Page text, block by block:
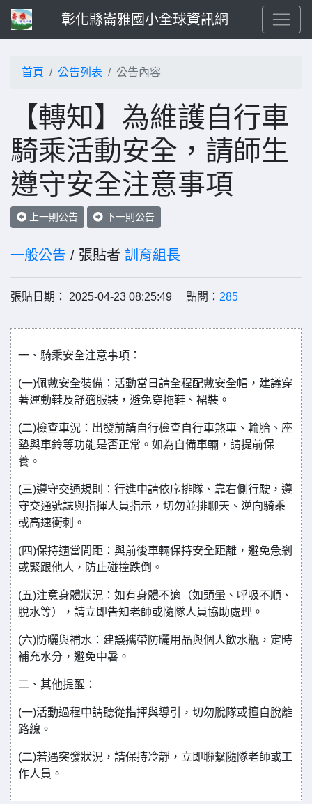
彰化縣崙雅國小全球資訊網
首頁 公告列表 公告內容
【轉知】為維護自行車
騎乘活動安全，請師生
遵守安全注意事項
上一則公告 下一則公告
一般公告 / 張貼者 訓育組長
張貼日期： 2025-04-23 08:25:49 點閱： 285
一、騎乘安全注意事項：
(一)佩戴安全裝備：活動當日請全程配戴安全帽，建議穿
著運動鞋及舒適服裝，避免穿拖鞋、裙裝。
(二)檢查車況：出發前請自行檢查自行車煞車、輪胎、座
墊與車鈴等功能是否正常。如為自備車輛，請提前保
養。
(三)遵守交通規則：行進中請依序排隊、靠右側行駛，遵
守交通號誌與指揮人員指示，切勿並排聊天、逆向騎乘
或高速衝刺。
(四)保持適當間距：與前後車輛保持安全距離，避免急剎
或緊跟他人，防止碰撞跌倒。
(五)注意身體狀況：如有身體不適（如頭暈、呼吸不順、
脫水等），請立即告知老師或隨隊人員協助處理。
(六)防曬與補水：建議攜帶防曬用品與個人飲水瓶，定時
補充水分，避免中暑。
二、其他提醒：
(一)活動過程中請聽從指揮與導引，切勿脫隊或擅自脫離
路線。
(二)若遇突發狀況，請保持冷靜，立即聯繫隨隊老師或工
作人員。